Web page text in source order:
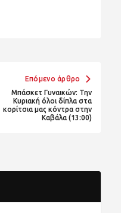
Επόμενο άρθρο
Μπάσκετ Γυναικών: Την
Κυριακή όλοι δίπλα στα
κορίτσια μας κόντρα στην
Καβάλα (13:00)